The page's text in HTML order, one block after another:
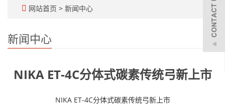
网站首页 > 新闻中心
新闻中心
NIKA ET-4C分体式碳素传统弓新上市
NIKA ET-4C分体式碳素传统弓新上市